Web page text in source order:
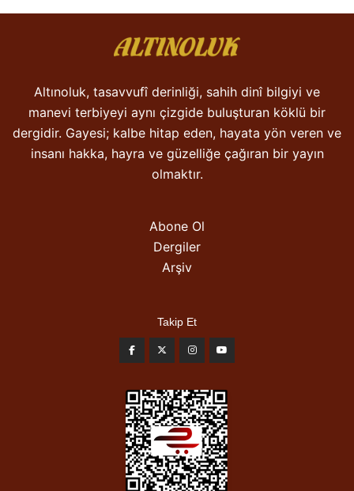
Altınoluk, tasavvufî derinliği, sahih dinî bilgiyi ve
manevi terbiyeyi aynı çizgide buluşturan köklü bir
dergidir. Gayesi; kalbe hitap eden, hayata yön veren ve
insanı hakka, hayra ve güzelliğe çağıran bir yayın
olmaktır.
Abone Ol
Dergiler
Arşiv
Takip Et